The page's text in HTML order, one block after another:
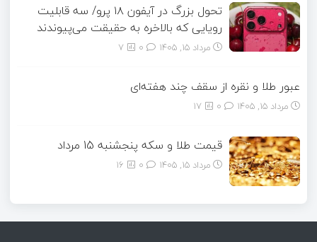
تحول بزرگ در آیفون ۱۸ پرو/ سه قابلیت
رویایی که بالاخره به حقیقت می‌پیوندند
مرداد ۱۵, ۱۴۰۵ 7
عبور طلا و نقره از سقف چند هفته‌ای
مرداد ۱۵, ۱۴۰۵ 17
قیمت طلا و سکه پنجشنبه 15 مرداد
مرداد ۱۵, ۱۴۰۵ 16